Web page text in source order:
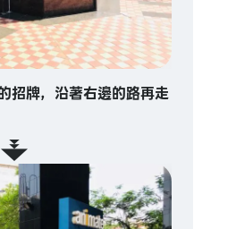
牌，沿著右邊的路再走